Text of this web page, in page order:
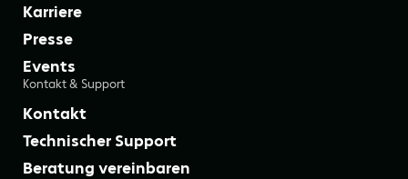
Karriere
Presse
Events
Kontakt & Support
Kontakt
Technischer Support
Beratung vereinbaren